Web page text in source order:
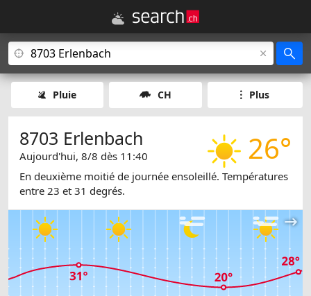
Pluie CH Plus
26°
8703 Erlenbach
Aujourd'hui, 8/8 dès 11:40
En deuxième moitié de journée ensoleillé. Températures
entre 23 et 31 degrés.